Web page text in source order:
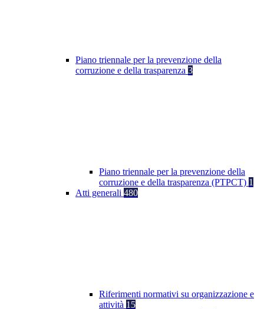
Piano triennale per la prevenzione della
corruzione e della trasparenza 3
Piano triennale per la prevenzione della
corruzione e della trasparenza (PTPCT) 1
Atti generali 480
Riferimenti normativi su organizzazione e
attività 15